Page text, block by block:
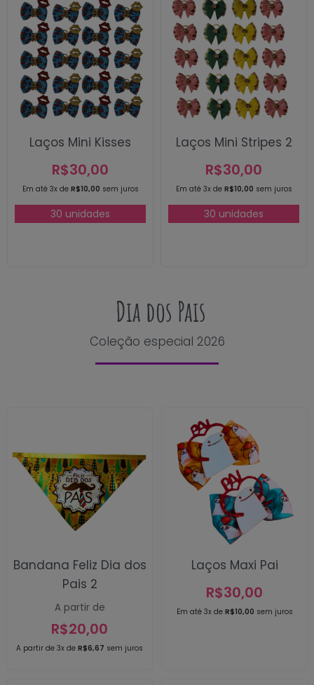
Em até 3x de R$10,00 sem juros
Laços Mini Kisses
R$30,00
30 unidades
Em até 3x de R$10,00 sem juros
Laços Mini Stripes 2
R$30,00
30 unidades
Dia dos Pais
Coleção especial 2026
A partir de 3x de R$6,67 sem juros
Bandana Feliz Dia dos
Pais 2
A partir de
R$20,00
Em até 3x de R$10,00 sem juros
Laços Maxi Pai
R$30,00